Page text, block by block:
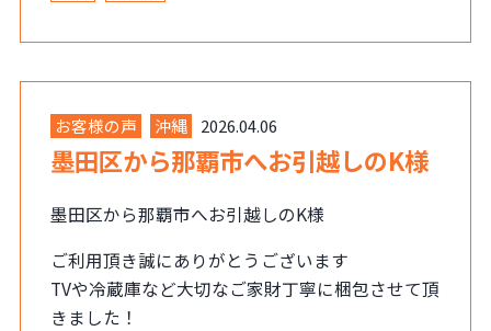
お客様の声 沖縄 2026.04.06
墨田区から那覇市へお引越しのK様
墨田区から那覇市へお引越しのK様
ご利用頂き誠にありがとうございます
TVや冷蔵庫など大切なご家財丁寧に梱包させて頂
きました！